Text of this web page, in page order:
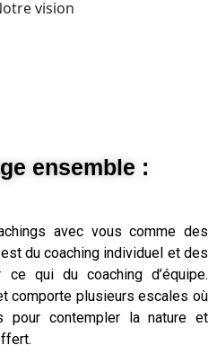
vision
ensemble :
avec vous comme des
du coaching individuel et des
qui du coaching d’équipe.
comporte plusieurs escales où
pour contempler la nature et